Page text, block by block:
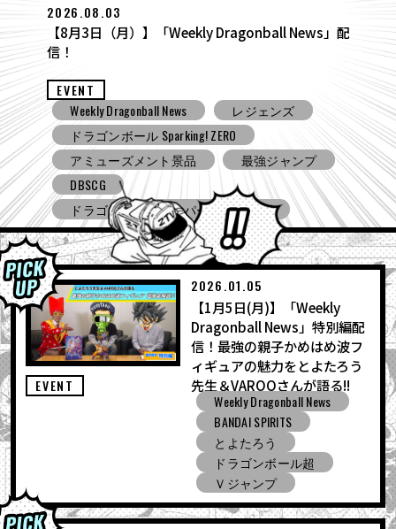
2026.07.27
【7月27日（月）】「Weekly Dragonball News」
配信！
EVENT
Weekly Dragonball News
食玩
Ｖジャンプ
DBSCG
ドラゴンボールスーパーダイバーズ
ドラゴンボール ゼノバース３
ドラゴンボール ゲキシン スクアドラ
BNE
Grandista
BLOOD OF SAIYANS
アミューズメント景品
バンプレスト
コミコン
とよたろうが描いてみた
ドラゴンボール Sparking! ZERO
ガシャポン
バンダイ
EVENT
2026.01.05
【1月5日(月)】「Weekly
Dragonball News」特別編配
信！最強の親子かめはめ波フ
ィギュアの魅力をとよたろう
先生＆VAROQさんが語る!!
Weekly Dragonball News
BANDAI SPIRITS
とよたろう
ドラゴンボール超
Ｖジャンプ